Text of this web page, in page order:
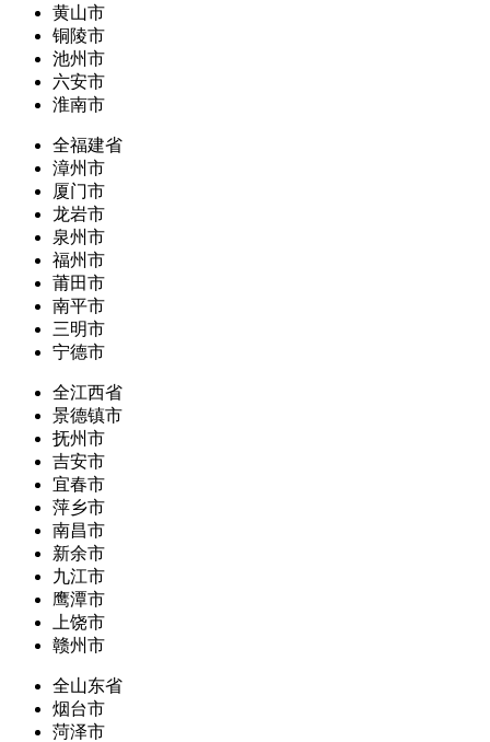
黄山市
铜陵市
池州市
六安市
淮南市
全福建省
漳州市
厦门市
龙岩市
泉州市
福州市
莆田市
南平市
三明市
宁德市
全江西省
景德镇市
抚州市
吉安市
宜春市
萍乡市
南昌市
新余市
九江市
鹰潭市
上饶市
赣州市
全山东省
烟台市
菏泽市